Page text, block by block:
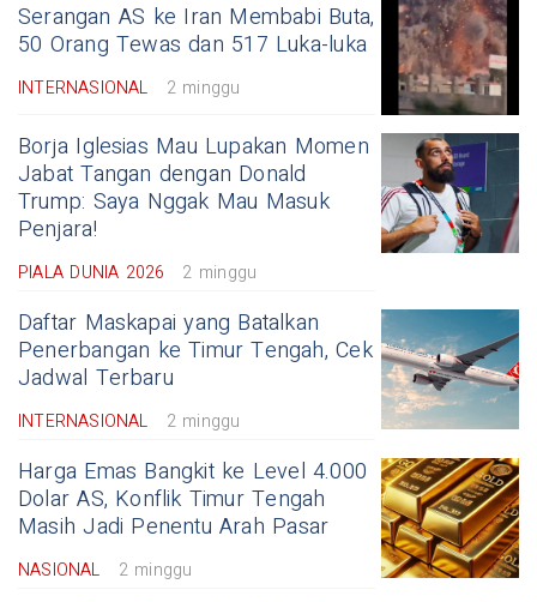
Serangan AS ke Iran Membabi Buta,
50 Orang Tewas dan 517 Luka-luka
INTERNASIONAL 2 minggu
Borja Iglesias Mau Lupakan Momen
Jabat Tangan dengan Donald
Trump: Saya Nggak Mau Masuk
Penjara!
PIALA DUNIA 2026 2 minggu
Daftar Maskapai yang Batalkan
Penerbangan ke Timur Tengah, Cek
Jadwal Terbaru
INTERNASIONAL 2 minggu
Harga Emas Bangkit ke Level 4.000
Dolar AS, Konflik Timur Tengah
Masih Jadi Penentu Arah Pasar
NASIONAL 2 minggu